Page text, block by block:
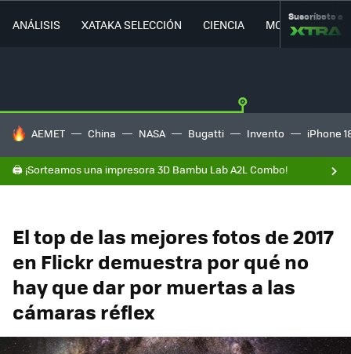
ANÁLISIS XATAKA SELECCIÓN CIENCIA MOVILIDAD
Suscríbete a
HOY SE HABLA DE
AEMET China NASA Bugatti Invento iPhone
🖨️ ¡Sorteamos una impresora 3D Bambu Lab A2L Combo!
El top de las mejores fotos de 2017
en Flickr demuestra por qué no
hay que dar por muertas a las
cámaras réflex